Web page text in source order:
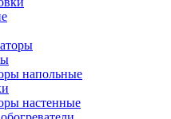
напольные
настенные